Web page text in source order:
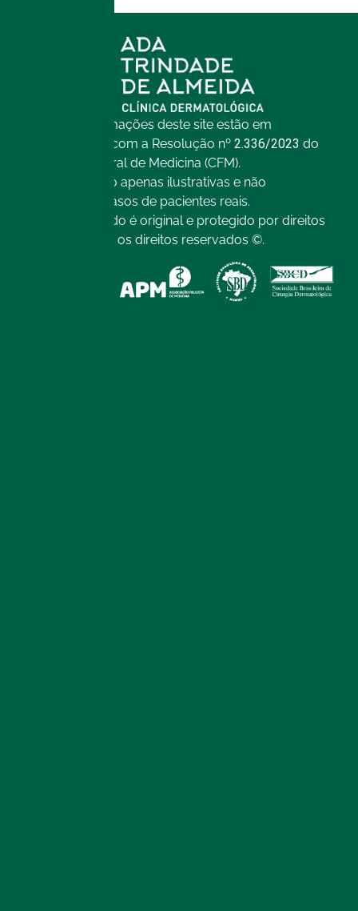
Todas as informações deste site estão em
conformidade com a Resolução nº 2.336/2023 do
Conselho Federal de Medicina (CFM).
As imagens são apenas ilustrativas e não
representam casos de pacientes reais.
Todo o conteúdo é original e protegido por direitos
autorais. Todos os direitos reservados ©.